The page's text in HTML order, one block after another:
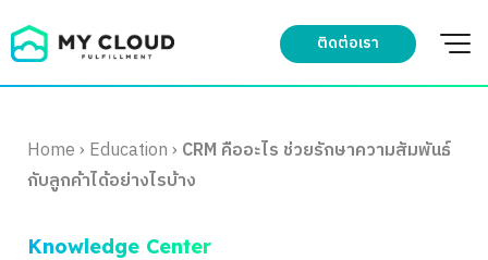
to
ติดต่อเรา
Home› Education› CRM คืออะไร ช่วยรักษาความสัมพันธ์
กับลูกค้าได้อย่างไรบ้าง
Knowledge Center